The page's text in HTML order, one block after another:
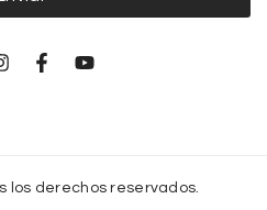
los derechos reservados.